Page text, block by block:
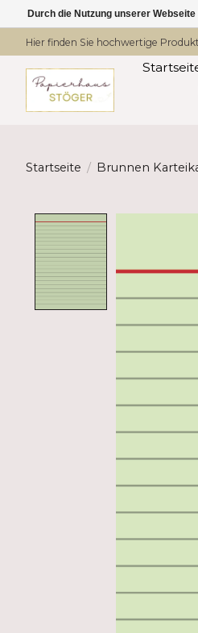
Hier finden Sie hochwertige
Startseite / Brunnen
Durch die Nutzung unserer